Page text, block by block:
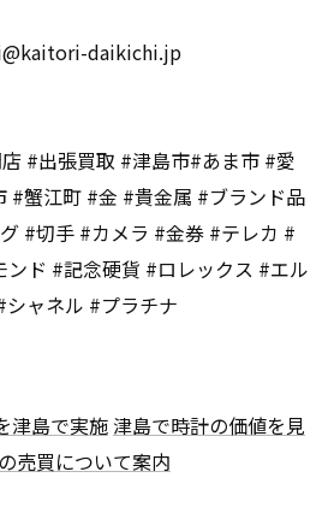
daikichi.jp
#出張買取 #津島市#あま市 #愛
#蟹江町 #金 #貴金属 #ブランド品
#切手 #カメラ #金券 #テレカ #
ンド #記念硬貨 #ロレックス #エル
ャネル #プラチナ
津島で実施 津島で時計の価値を見
売買について案内